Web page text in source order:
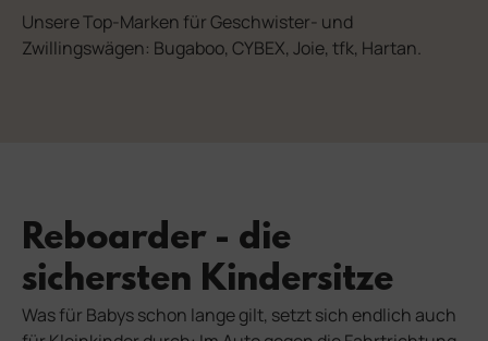
Unsere Top-Marken für Geschwister- und
Zwillingswägen: Bugaboo, CYBEX, Joie, tfk, Hartan.
Reboarder - die
sichersten Kindersitze
Was für Babys schon lange gilt, setzt sich endlich auch